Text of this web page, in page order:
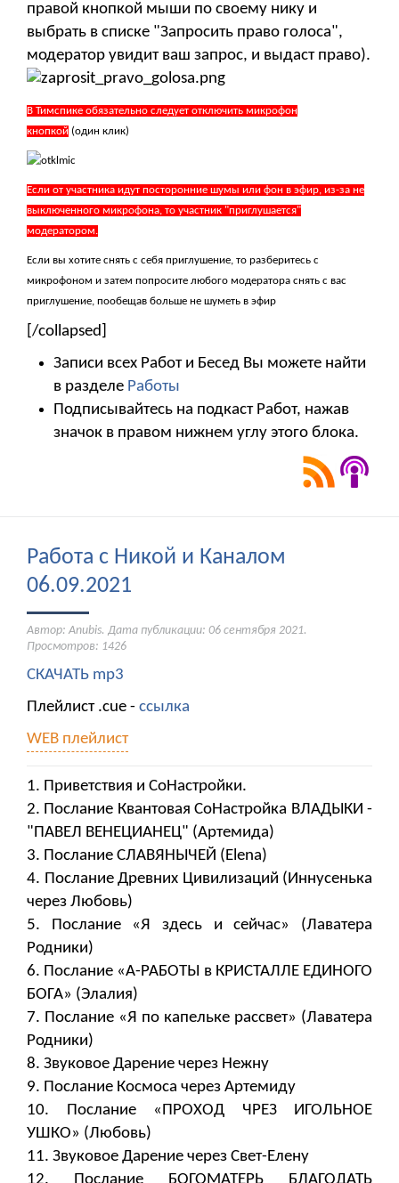
правой кнопкой мыши по своему нику и
выбрать в списке "Запросить право голоса",
модератор увидит ваш запрос, и выдаст право).
В Тимспике обязательно следует отключить микрофон
кнопкой (один клик)
Если от участника идут посторонние шумы или фон в эфир, из-за не
выключенного микрофона, то участник "приглушается"
модератором.
Если вы хотите снять с себя приглушение, то разберитесь с
микрофоном и затем попросите любого модератора снять с вас
приглушение, пообещав больше не шуметь в эфир
[/collapsed]
Записи всех Работ и Бесед Вы можете найти
в разделе Работы
Подписывайтесь на подкаст Работ, нажав
значок в правом нижнем углу этого блока.
Работа с Никой и Каналом
06.09.2021
Автор: Anubis. Дата публикации: 06 сентября 2021.
Просмотров: 1426
СКАЧАТЬ mp3
Плейлист .cue - ссылка
WEB плейлист
1. Приветствия и СоНастройки.
2. Послание Квантовая СоНастройка ВЛАДЫКИ -
"ПАВЕЛ ВЕНЕЦИАНЕЦ" (Артемида)
3. Послание СЛАВЯНЫЧЕЙ (Elena)
4. Послание Древних Цивилизаций (Иннусенька
через Любовь)
5. Послание «Я здесь и сейчас» (Лаватера
Родники)
6. Послание «А-РАБОТЫ в КРИСТАЛЛЕ ЕДИНОГО
БОГА» (Элалия)
7. Послание «Я по капельке рассвет» (Лаватера
Родники)
8. Звуковое Дарение через Нежну
9. Послание Космоса через Артемиду
10. Послание «ПРОХОД ЧРЕЗ ИГОЛЬНОЕ
УШКО» (Любовь)
11. Звуковое Дарение через Свет-Елену